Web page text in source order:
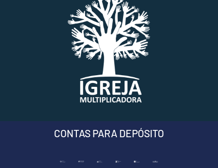
CONTAS PARA DEPÓSITO